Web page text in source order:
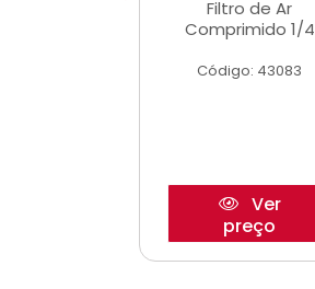
Filtro de Ar
Comprimido 1/4
Código: 43083
Ver
preço